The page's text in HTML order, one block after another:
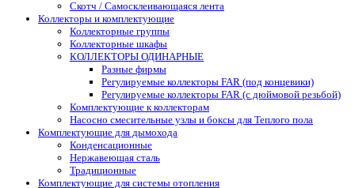
Скотч / Самосклеивающаяся лента
Коллекторы и комплектующие
Коллекторные группы
Коллекторные шкафы
КОЛЛЕКТОРЫ ОДИНАРНЫЕ
Разные фирмы
Регулируемые коллекторы FAR (под концевики)
Регулируемые коллекторы FAR (с дюймовой резьбой)
Комплектующие к коллекторам
Насосно смесительные узлы и боксы для Теплого пола
Комплектующие для дымохода
Конденсационные
Нержавеющая сталь
Традиционные
Комплектующие для системы отопления